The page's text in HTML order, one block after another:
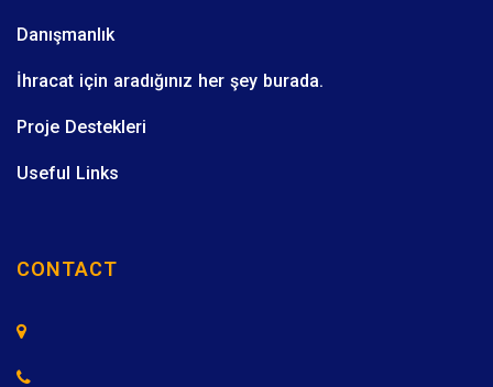
Danışmanlık
İhracat için aradığınız her şey burada.
Proje Destekleri
Useful Links
CONTACT